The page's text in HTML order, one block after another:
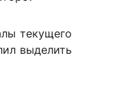
текущего
выделить